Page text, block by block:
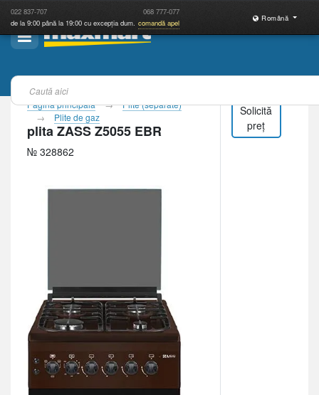
022 837-707 068 777-077
de la 9:00 până la 19:00 cu excepția dum. comandă apel
Română
Pagina principală
Plite (separate)
Plite de gaz
plita ZASS Z5055 EBR
№ 328862
Solicită
preț